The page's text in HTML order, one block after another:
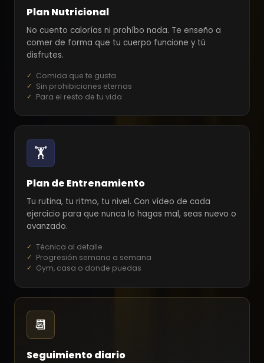
Plan Nutricional
No cuento calorías ni prohíbo nada. Te enseño a
comer de forma que tu cuerpo funcione y tú
disfrutes.
Comida que te gusta
Sin prohibiciones eternas
Para el resto de tu vida
🏋️
Plan de Entrenamiento
Tu rutina, tu ritmo, tu nivel. Con vídeo de cada
ejercicio para que nunca lo hagas mal, seas nuevo o
avanzado.
Técnica al detalle
Progresión semana a semana
Gym, casa o donde puedas
📆
Seguimiento diario